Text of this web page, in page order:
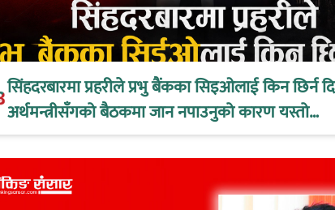
सिंहदरबारमा प्रहरीले प्रभु बैंकका सिइओलाई किन छिर्न
अर्थमन्त्रीसँगको बैठकमा जान नपाउनुको कारण यस्तो…